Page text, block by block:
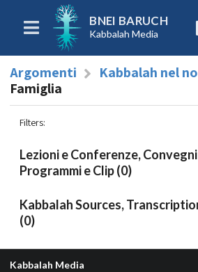
BNEI BARUCH
Kabbalah Media
Argomenti
Kabbalah nel
Famiglia
Filters:
Lezioni e Conferenze,
Programmi e Clip (0)
Kabbalah Sources,
(0)
Kabbalah Media